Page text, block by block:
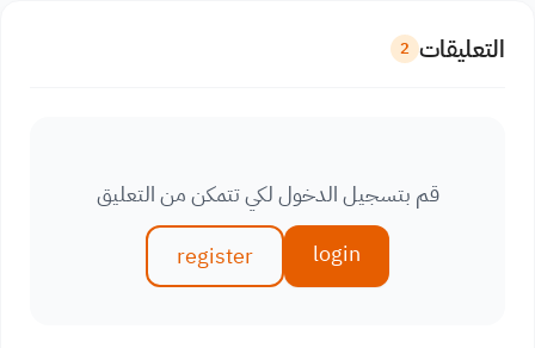
التعليقات 2
قم بتسجيل الدخول لكي تتمكن من التعليق
login
register